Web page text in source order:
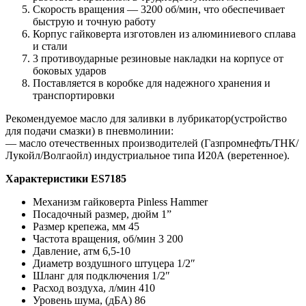
Скорость вращения — 3200 об/мин, что обеспечивает
быструю и точную работу
Корпус гайковерта изготовлен из алюминиевого сплава
и стали
3 противоударные резиновые накладки на корпусе от
боковых ударов
Поставляется в коробке для надежного хранения и
транспортировки
Рекомендуемое масло для заливки в лубрикатор(устройство
для подачи смазки) в пневмолинии:
— масло отечественных производителей (Газпромнефть/ТНК/
Лукойл/Волгаойл) индустриальное типа И20А (веретенное).
Характеристики ES7185
Механизм гайковерта Pinless Hammer
Посадочный размер, дюйм 1”
Размер крепежа, мм 45
Частота вращения, об/мин 3 200
Давление, атм 6,5-10
Диаметр воздушного штуцера 1/2″
Шланг для подключения 1/2″
Расход воздуха, л/мин 410
Уровень шума, (дБА) 86